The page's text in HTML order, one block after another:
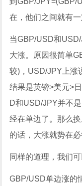
在，他们之间就有一
当GBP/USD和
大涨。原因很简单
较)，USD/JPY上涨
结果是英镑>美元>
D和USD/JPY并不
经在单边了。那么
的话，大涨就势在必
同样的道理，我们
GBP/USD单边涨的